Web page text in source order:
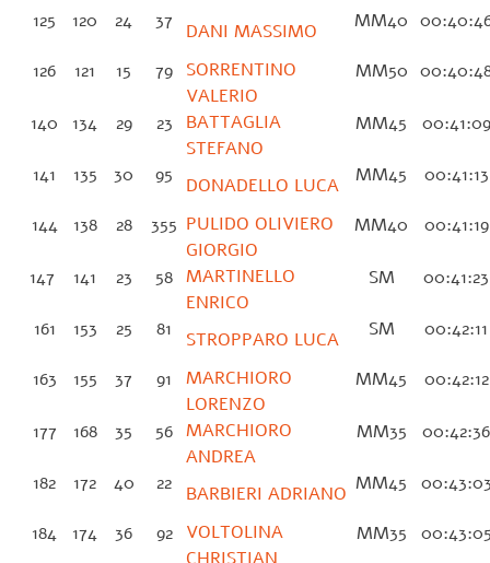
125 120 24 37 DANI MASSIMO MM40
126 121 15 79 SORRENTINO
VALERIO
MM50
140 134 29 23
BATTAGLIA
STEFANO
MM45
141 135 30 95 DONADELLO LUCA MM45
144 138 28 355 PULIDO OLIVIERO
GIORGIO
MM40
147 141 23 58 MARTINELLO
ENRICO
SM
161 153 25 81 STROPPARO LUCA SM
163 155 37 91
MARCHIORO
LORENZO
MM45
177 168 35 56 MARCHIORO
ANDREA
MM35
182 172 40 22 BARBIERI ADRIANO MM45
184 174 36 92 VOLTOLINA
MM35